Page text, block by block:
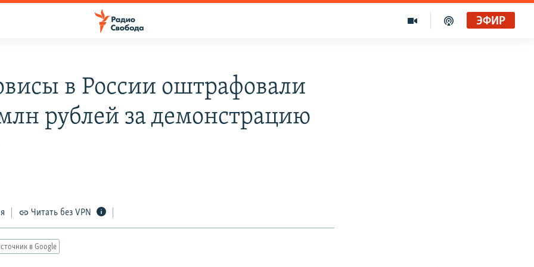
ЭФИР
в России оштрафовали
рублей за демонстрацию
Читать без VPN
в Google